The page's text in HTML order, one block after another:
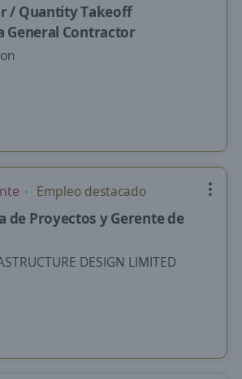
/ Quantity Takeoff
General Contractor
Empleo destacado
de Proyectos y Gerente de
DESIGN LIMITED